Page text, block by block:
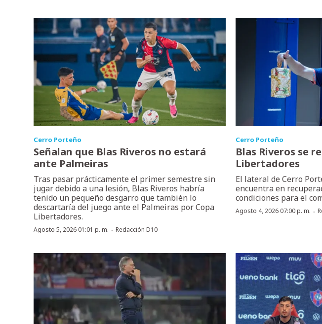
Cerro Porteño
Señalan que Blas Riveros no estará
ante Palmeiras
Tras pasar prácticamente el primer semestre sin
jugar debido a una lesión, Blas Riveros habría
tenido un pequeño desgarro que también lo
descartaría del juego ante el Palmeiras por Copa
Libertadores.
Agosto 5, 2026 01:01 p. m. · Redacción D10
Cerro Porteño
Blas Riveros se
Libertadores
El lateral de Cerro
encuentra en
condiciones para el
Agosto 4, 2026 07:00 p. m. ·